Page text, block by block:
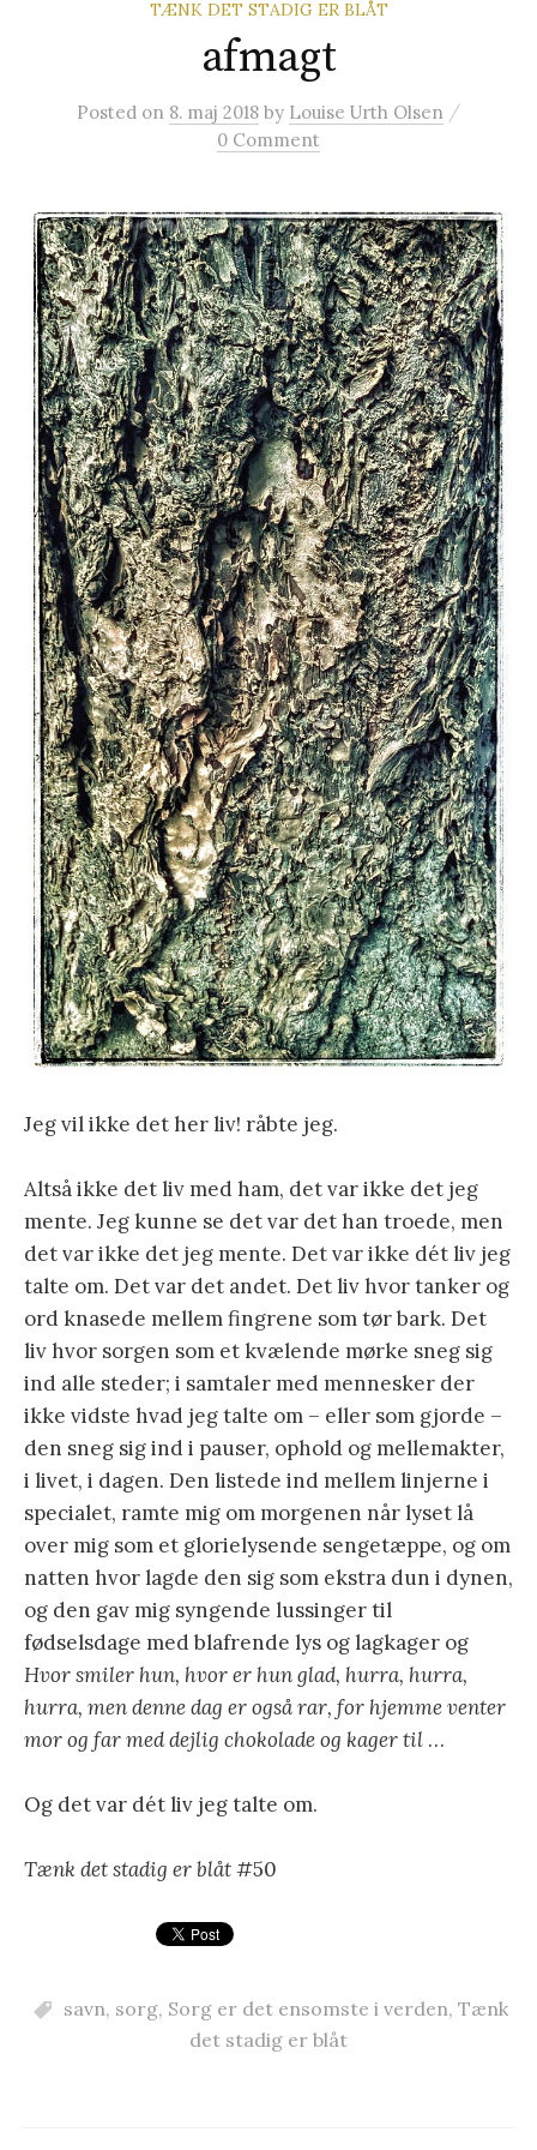
:
TÆNK DET STADIG ER BLÅT
afmagt
Posted on 8. maj 2018 by Louise Urth Olsen /
0 Comment
Jeg vil ikke det her liv! råbte jeg.
Altså ikke det liv med ham, det var ikke det jeg
mente. Jeg kunne se det var det han troede, men
det var ikke det jeg mente. Det var ikke dét liv jeg
talte om. Det var det andet. Det liv hvor tanker og
ord knasede mellem fingrene som tør bark. Det
liv hvor sorgen som et kvælende mørke sneg sig
ind alle steder; i samtaler med mennesker der
ikke vidste hvad jeg talte om – eller som gjorde –
den sneg sig ind i pauser, ophold og mellemakter,
i livet, i dagen. Den listede ind mellem linjerne i
specialet, ramte mig om morgenen når lyset lå
over mig som et glorielysende sengetæppe, og om
natten hvor lagde den sig som ekstra dun i dynen,
og den gav mig syngende lussinger til
fødselsdage med blafrende lys og lagkager og
Hvor smiler hun, hvor er hun glad, hurra, hurra,
hurra, men denne dag er også rar, for hjemme venter
mor og far med dejlig chokolade og kager til …
Og det var dét liv jeg talte om.
Tænk det stadig er blåt#50
savn, sorg, Sorg er det ensomste i verden, Tænk
det stadig er blåt